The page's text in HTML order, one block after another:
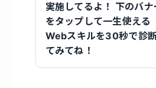
実施してるよ！ 下のバナ
をタップして一生使える
Webスキルを30秒で診
てみてね！